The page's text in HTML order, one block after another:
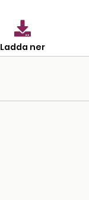
Ladda ner